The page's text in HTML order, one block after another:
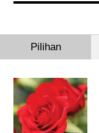
Pilihan